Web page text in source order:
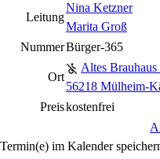
Leitung
Nina Ketzner
Marita Groß
NummerBürger-365
Ort
Altes
56218 Mülheim-
Preiskostenfrei
Termin(e) im Kalender